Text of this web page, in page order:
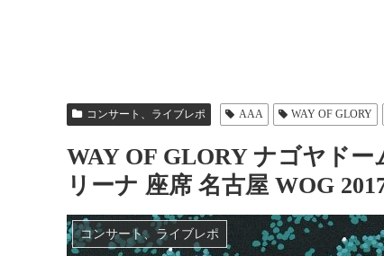
コンサート、ライブレポ AAA WAY OF GLORY
WAY OF GLORY ナゴヤド
リーナ 座席 名古屋 WOG
コンサート、ライブレポ